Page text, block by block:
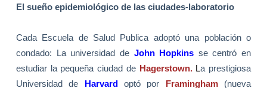
El sueño epidemiológico de las ciudades-laboratorio
Cada Escuela de Salud Publica adoptó una población o
condado: La universidad de John Hopkins se centró en
estudiar la pequeña ciudad de Hagerstown. La prestigiosa
Universidad de
Harvard optó por Framingham(nueva